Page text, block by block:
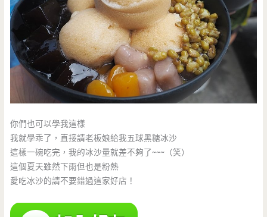
你們也可以學我這樣
我就學乖了，直接請老板娘給我五球黑糖冰沙
這樣一碗吃完，我的冰沙量就差不夠了~~~（笑）
這個夏天雖然下雨但也是粉熱
愛吃冰沙的請不要錯過這家好店！